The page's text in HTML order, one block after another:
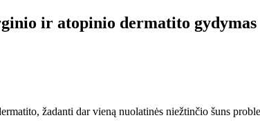
ir atopinio dermatito gydymas
žadanti dar vieną nuolatinės niežtinčio šuns